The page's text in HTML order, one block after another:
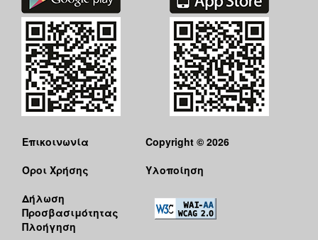
Επικοινωνία
Όροι Χρήσης
Δήλωση
Προσβασιμότητας
Πλοήγηση
Copyright © 2026
Υλοποίηση